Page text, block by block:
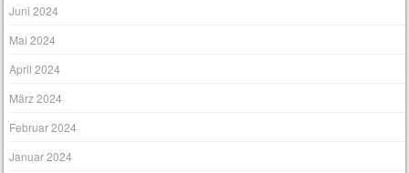
Juni 2024
Mai 2024
April 2024
März 2024
Februar 2024
Januar 2024